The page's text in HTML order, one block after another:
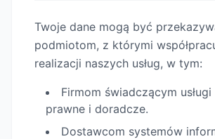
Twoje dane mogą być
podmiotom, z którymi
realizacji naszych usług, w tym:
Firmom świadczącym
prawne i doradcze.
Dostawcom systemów